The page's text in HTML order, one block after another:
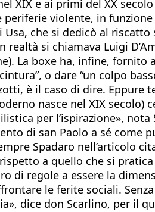
XIX e ai primi del XX
violente, in
che si dedicò al
si chiamava Luigi
La boxe ha, infine, fornito
o dare “un colpo
è il caso di dire. Eppure
nasce nel XIX secolo)
per l’ispirazione», nota
di san Paolo a sé come
Spadaro nell’articolo
a quello che si
regole a essere la
le ferite sociali.
dice don Scarlino, per il